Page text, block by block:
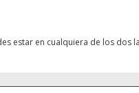
estar en cualquiera de los dos